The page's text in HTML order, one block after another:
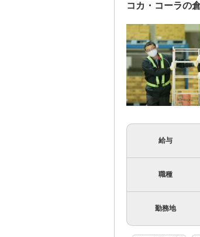
コカ・コーラの
給与
職種
勤務地